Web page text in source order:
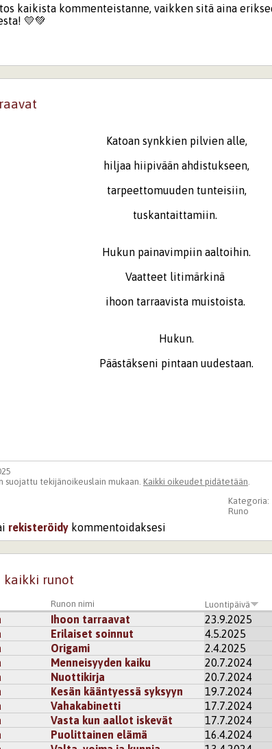
kaikista kommenteistanne, vaikken sitä aina
💛💚
Katoan synkkien pilvien alle,
hiljaa hiipivään ahdistukseen,
tarpeettomuuden tunteisiin,
tuskantaittamiin.
Hukun painavimpiin aaltoihin.
Vaatteet litimärkinä
ihoon tarraavista muistoista.
Hukun.
Päästäkseni pintaan uudestaan.
suojattu tekijänoikeuslain mukaan. Kaikki oikeudet pidätetään
Kategoria:
Runo
rekisteröidy kommentoidaksesi
kaikki runot
Runon nimi Luontipäivä
Ihoon tarraavat 23.9.2025
Erilaiset soinnut 4.5.2025
Origami 2.4.2025
Menneisyyden kaiku 20.7.2024
Nuottikirja 20.7.2024
Kesän kääntyessä syksyyn 19.7.2024
Vahakabinetti 17.7.2024
Vasta kun aallot iskevät 17.7.2024
Puolittainen elämä 16.4.2024